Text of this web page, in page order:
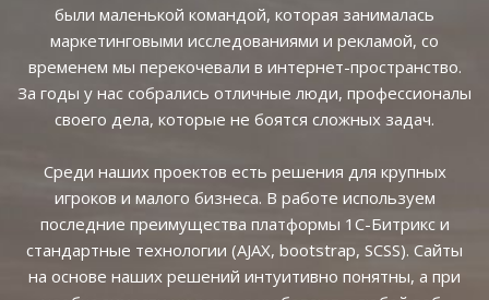
были маленькой командой, которая занималась
маркетинговыми исследованиями и рекламой, со
временем мы перекочевали в интернет-пространство.
За годы у нас собрались отличные люди, профессионалы
своего дела, которые не боятся сложных задач.
Среди наших проектов есть решения для крупных
игроков и малого бизнеса. В работе используем
последние преимущества платформы 1С-Битрикс и
стандартные технологии (AJAX, bootstrap, SCSS). Сайты
на основе наших решений интуитивно понятны, а при